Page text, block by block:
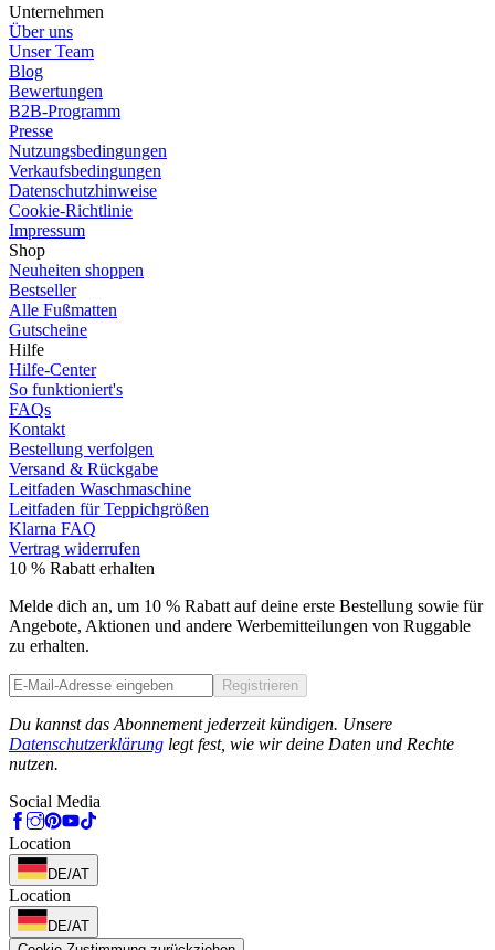
Unternehmen
Über uns
Unser Team
Blog
Bewertungen
B2B-Programm
Presse
Nutzungsbedingungen
Verkaufsbedingungen
Datenschutzhinweise
Cookie-Richtlinie
Impressum
Shop
Neuheiten shoppen
Bestseller
Alle Fußmatten
Gutscheine
Hilfe
Hilfe-Center
So funktioniert's
FAQs
Kontakt
Bestellung verfolgen
Versand & Rückgabe
Leitfaden Waschmaschine
Leitfaden für Teppichgrößen
Klarna FAQ
Vertrag widerrufen
10 % Rabatt erhalten
Melde dich an, um 10 % Rabatt auf deine erste Bestellung sowie für
Angebote, Aktionen und andere Werbemitteilungen von Ruggable
zu erhalten.
Registrieren
Du kannst das Abonnement jederzeit kündigen. Unsere
Datenschutzerklärung legt fest, wie wir deine Daten und Rechte
nutzen.
Social Media
Location
DE/AT
Location
DE/AT